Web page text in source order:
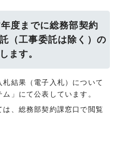
度までに総務部契約
（工事委託は除く）の
ます。
結果（電子入札）について
」にて公表しています。
、総務部契約課窓口で閲覧